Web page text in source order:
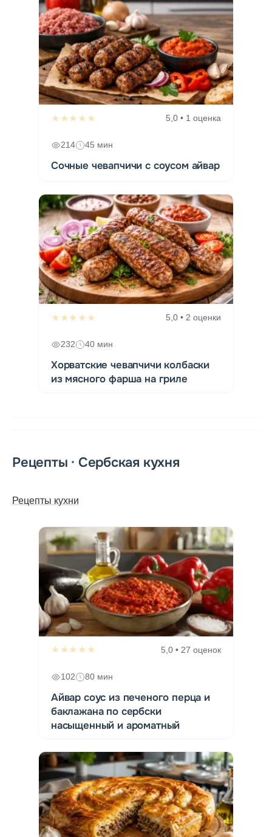
★★★★★ 5,0 • 1 оценка
214 45 мин
Сочные чевапчичи с соусом айвар
★★★★★ 5,0 • 2 оценки
232 40 мин
Хорватские чевапчичи колбаски
из мясного фарша на гриле
Рецепты · Сербская кухня
Рецепты кухни
★★★★★ 5,0 • 27 оценок
102 80 мин
Айвар соус из печеного перца и
баклажана по сербски
насыщенный и ароматный